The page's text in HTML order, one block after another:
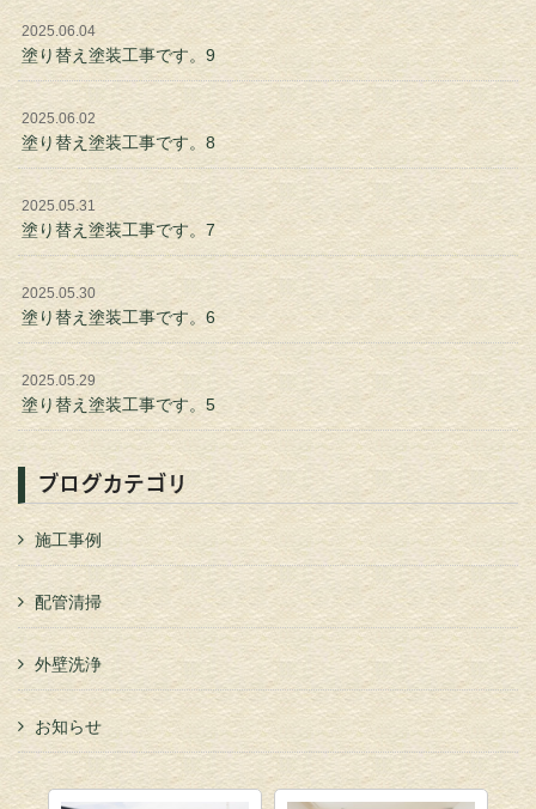
2025.06.04
塗り替え塗装工事です。9
2025.06.02
塗り替え塗装工事です。8
2025.05.31
塗り替え塗装工事です。7
2025.05.30
塗り替え塗装工事です。6
2025.05.29
塗り替え塗装工事です。5
ブログカテゴリ
施工事例
配管清掃
外壁洗浄
お知らせ